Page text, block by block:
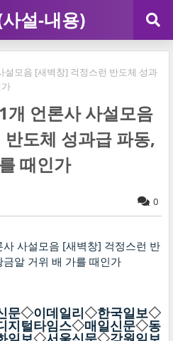
설-내용)
설모음 [새벽창] 걱정스런 반도체 성과
언론사 사설모음
도체 성과급 파동,
때인가
0
문◇이데일리◇한국일보◇
지털타임스◇매일신문◇동